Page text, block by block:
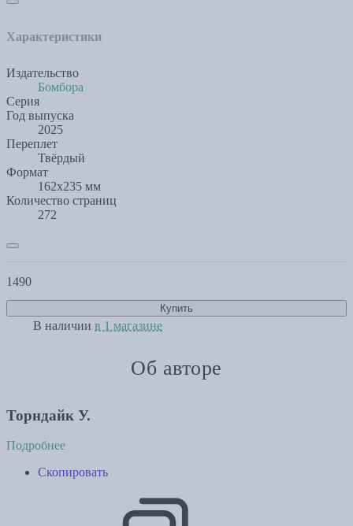
Характеристики
Издательство
Бомбора
Серия
Год выпуска
2025
Переплет
Твёрдый
Формат
162x235 мм
Количество страниц
272
1490
Купить
В наличии в 1 магазине
Об авторе
Торндайк У.
Подробнее
Скопировать